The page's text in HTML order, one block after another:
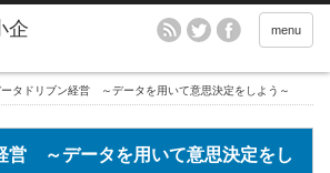
menu
タドリブン経営 ～データを用いて意思決定をしよう～
営 ～データを用いて意思決定をし